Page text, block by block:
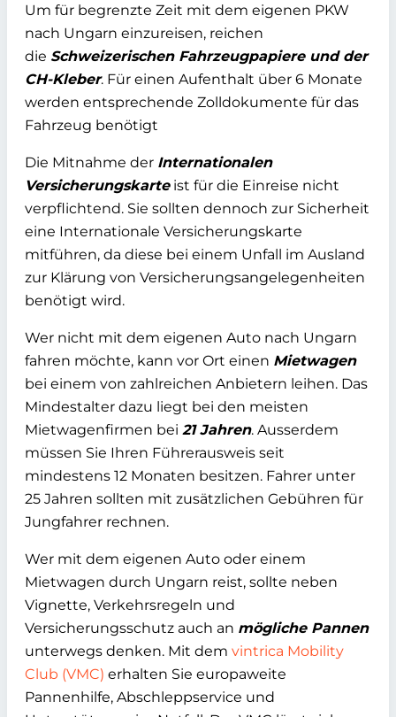
Um für begrenzte Zeit mit dem eigenen PKW
nach Ungarn einzureisen, reichen
die Schweizerischen Fahrzeugpapiere und der
CH-Kleber. Für einen Aufenthalt über 6 Monate
werden entsprechende Zolldokumente für das
Fahrzeug benötigt
Die Mitnahme der Internationalen
Versicherungskarteist für die Einreise nicht
verpflichtend. Sie sollten dennoch zur Sicherheit
eine Internationale Versicherungskarte
mitführen, da diese bei einem Unfall im Ausland
zur Klärung von Versicherungsangelegenheiten
benötigt wird.
Wer nicht mit dem eigenen Auto nach Ungarn
fahren möchte, kann vor Ort einen Mietwagen
bei einem von zahlreichen Anbietern leihen. Das
Mindestalter dazu liegt bei den meisten
Mietwagenfirmen bei 21 Jahren. Ausserdem
müssen Sie Ihren Führerausweis seit
mindestens 12 Monaten besitzen. Fahrer unter
25 Jahren sollten mit zusätzlichen Gebühren für
Jungfahrer rechnen.
Wer mit dem eigenen Auto oder einem
Mietwagen durch Ungarn reist, sollte neben
Vignette, Verkehrsregeln und
Versicherungsschutz auch an mögliche Pannen
unterwegs denken. Mit dem vintrica Mobility
Club (VMC) erhalten Sie europaweite
Pannenhilfe, Abschleppservice und